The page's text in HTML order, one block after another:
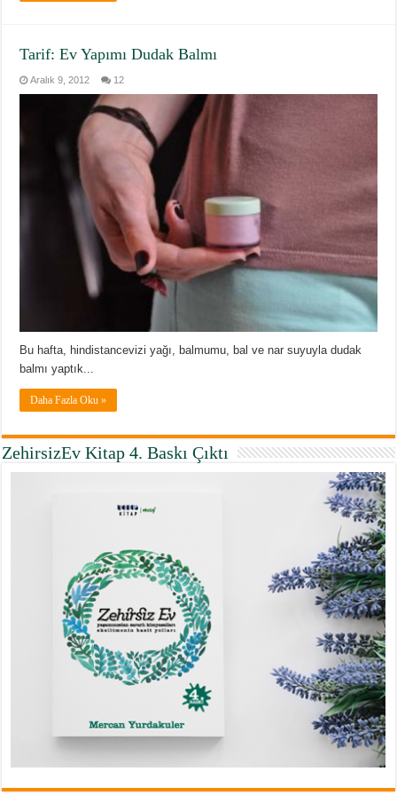
Tarif: Ev Yapımı Dudak Balmı
Aralık 9, 2012 12
Bu hafta, hindistancevizi yağı, balmumu, bal ve nar suyuyla dudak
balmı yaptık...
Daha Fazla Oku »
ZehirsizEv Kitap 4. Baskı Çıktı